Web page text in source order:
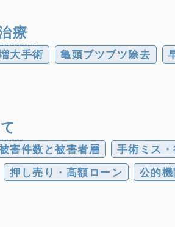
療
大手術 亀頭ブツブツ除去
害件数と被害者層 手術ミス
押し売り・高額ローン 公的